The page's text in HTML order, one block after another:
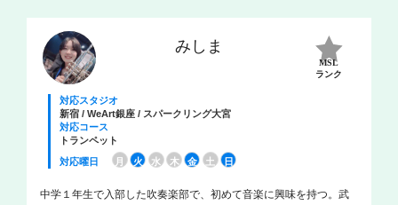
みしま
MSL
ランク
対応スタジオ
新宿 / WeArt銀座 / スパークリング大宮
対応コース
トランペット
対応曜日
月 火 水 木 金 土 日
中学１年生で入部した吹奏楽部で、初めて音楽に興味を持つ。武